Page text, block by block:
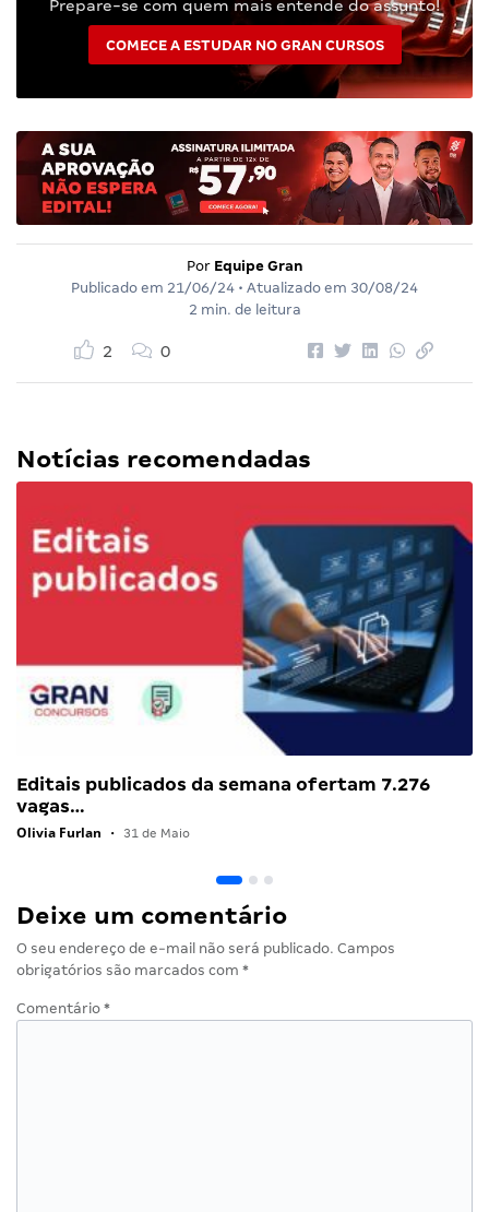
Prepare-se com quem mais entende do assunto!
COMECE A ESTUDAR NO GRAN CURSOS
Por Equipe Gran
Publicado em 21/06/24 • Atualizado em 30/08/24
2 min. de leitura
2 0
Notícias recomendadas
Editais publicados da semana ofertam 7.276
vagas…
Olivia Furlan • 31 de Maio
Deixe um comentário
O seu endereço de e-mail não será publicado. Campos
obrigatórios são marcados com *
Comentário *